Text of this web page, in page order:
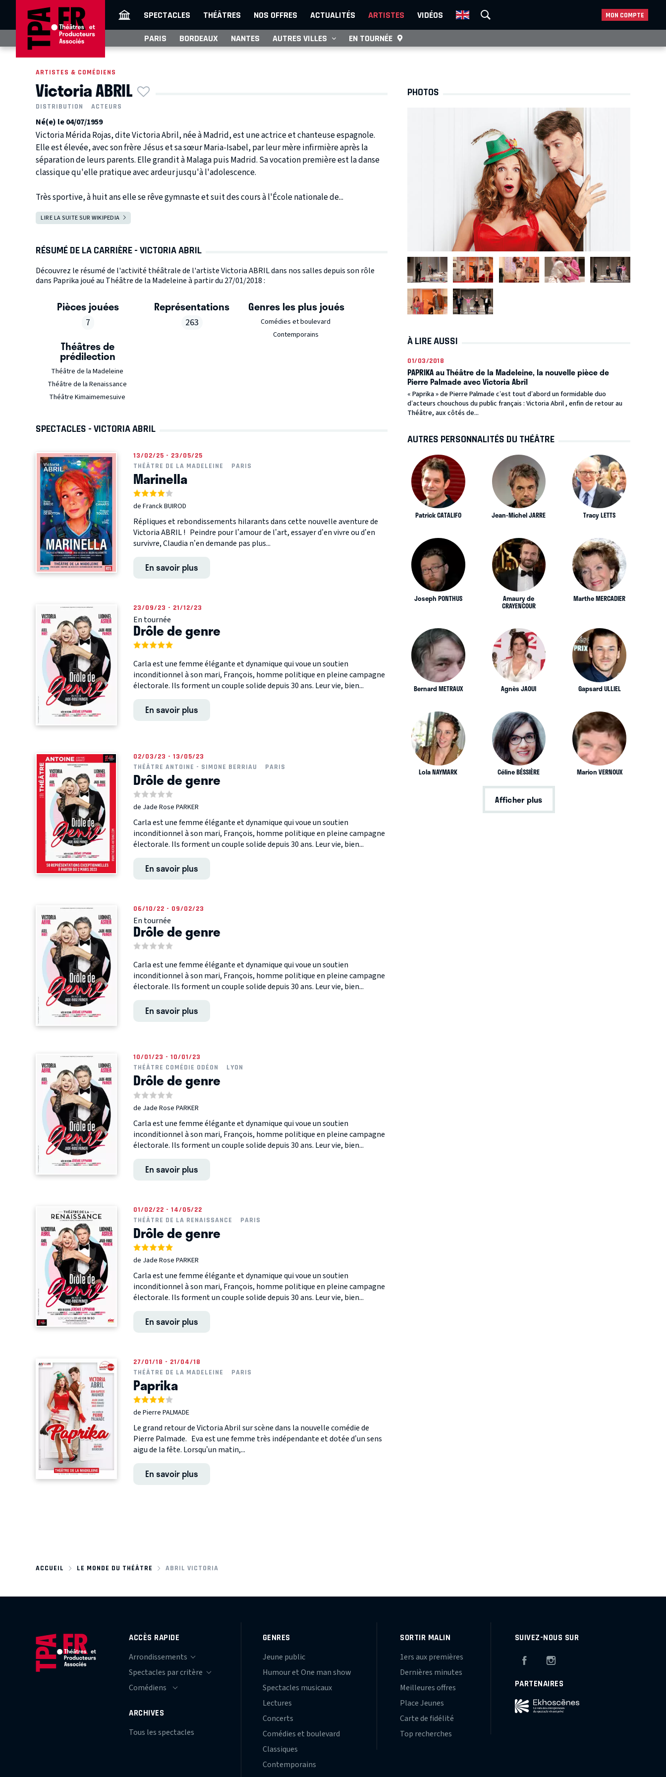
SPECTACLES THÉÂTRES NOS OFFRES ACTUALITÉS ARTISTES VIDÉOS MON COMPTE
PARIS BORDEAUX NANTES AUTRES VILLES EN TOURNÉE
ARTISTES & COMÉDIENS
Victoria ABRIL
DISTRIBUTION ACTEURS
Né(e) le 04/07/1959
Victoria Mérida Rojas, dite Victoria Abril, née à Madrid, est une actrice et chanteuse espagnole.
Elle est élevée, avec son frère Jésus et sa sœur Maria-Isabel, par leur mère infirmière après la
séparation de leurs parents. Elle grandit à Malaga puis Madrid. Sa vocation première est la danse
classique qu'elle pratique avec ardeur jusqu'à l'adolescence.
Très sportive, à huit ans elle se rêve gymnaste et suit des cours à l'École nationale de...
LIRE LA SUITE SUR WIKIPEDIA
RÉSUMÉ DE LA CARRIÈRE - VICTORIA ABRIL
Découvrez le résumé de l'activité théâtrale de l'artiste Victoria ABRIL dans nos salles depuis son rôle
dans Paprika joué au Théâtre de la Madeleine à partir du 27/01/2018 :
Pièces jouées
7
Représentations
263
Genres les plus joués
Comédies et boulevard
Contemporains
Théâtres de
prédilection
Théâtre de la Madeleine
Théâtre de la Renaissance
Théâtre Kimaimemesuive
SPECTACLES - VICTORIA ABRIL
13/02/25 - 23/05/25
THÉÂTRE DE LA MADELEINE
PARIS
Marinella
de Franck BUIROD
Répliques et rebondissements hilarants dans cette nouvelle aventure de
Victoria ABRIL ! Peindre pour l’amour de l’art, essayer d’en vivre ou d’en
survivre, Claudia n’en demande pas plus...
En savoir plus
23/09/23 - 21/12/23
En tournée
Drôle de genre
Carla est une femme élégante et dynamique qui voue un soutien
inconditionnel à son mari, François, homme politique en pleine campagne
électorale. Ils forment un couple solide depuis 30 ans. Leur vie, bien...
En savoir plus
02/03/23 - 13/05/23
THÉÂTRE ANTOINE - SIMONE BERRIAU
PARIS
Drôle de genre
de Jade Rose PARKER
Carla est une femme élégante et dynamique qui voue un soutien
inconditionnel à son mari, François, homme politique en pleine campagne
électorale. Ils forment un couple solide depuis 30 ans. Leur vie, bien...
En savoir plus
06/10/22 - 09/02/23
En tournée
Drôle de genre
Carla est une femme élégante et dynamique qui voue un soutien
inconditionnel à son mari, François, homme politique en pleine campagne
électorale. Ils forment un couple solide depuis 30 ans. Leur vie, bien...
En savoir plus
10/01/23 - 10/01/23
THÉÂTRE COMÉDIE ODÉON
LYON
Drôle de genre
de Jade Rose PARKER
Carla est une femme élégante et dynamique qui voue un soutien
inconditionnel à son mari, François, homme politique en pleine campagne
électorale. Ils forment un couple solide depuis 30 ans. Leur vie, bien...
En savoir plus
01/02/22 - 14/05/22
THÉÂTRE DE LA RENAISSANCE
PARIS
Drôle de genre
de Jade Rose PARKER
Carla est une femme élégante et dynamique qui voue un soutien
inconditionnel à son mari, François, homme politique en pleine campagne
électorale. Ils forment un couple solide depuis 30 ans. Leur vie, bien...
En savoir plus
27/01/18 - 21/04/18
THÉÂTRE DE LA MADELEINE
PARIS
Paprika
de Pierre PALMADE
Le grand retour de Victoria Abril sur scène dans la nouvelle comédie de
Pierre Palmade. Eva est une femme très indépendante et dotée d’un sens
aigu de la fête. Lorsqu’un matin,...
En savoir plus
PHOTOS
À LIRE AUSSI
01/03/2018
PAPRIKA au Théâtre de la Madeleine, la nouvelle pièce de
Pierre Palmade avec Victoria Abril
« Paprika » de Pierre Palmade c’est tout d’abord un formidable duo
d’acteurs chouchous du public français : Victoria Abril , enfin de retour au
Théâtre, aux côtés de...
AUTRES PERSONNALITÉS DU THÉÂTRE
Patrick CATALIFO Jean-Michel JARRE Tracy LETTS
Joseph PONTHUS Amaury de
CRAYENCOUR
Marthe MERCADIER
Bernard METRAUX Agnès JAOUI Gapsard ULLIEL
Lola NAYMARK Céline BÉSSIÈRE Marion VERNOUX
Afficher plus
ACCUEIL LE MONDE DU THÉÂTRE ABRIL VICTORIA
ACCÈS RAPIDE
ARCHIVES
Tous les spectacles
GENRES
Jeune public
Humour et One man show
Spectacles musicaux
Lectures
Concerts
Comédies et boulevard
Classiques
Contemporains
SORTIR MALIN
1ers aux premières
Dernières minutes
Meilleures offres
Place Jeunes
Carte de fidélité
Top recherches
SUIVEZ-NOUS SUR
Facebook
PARTENAIRES